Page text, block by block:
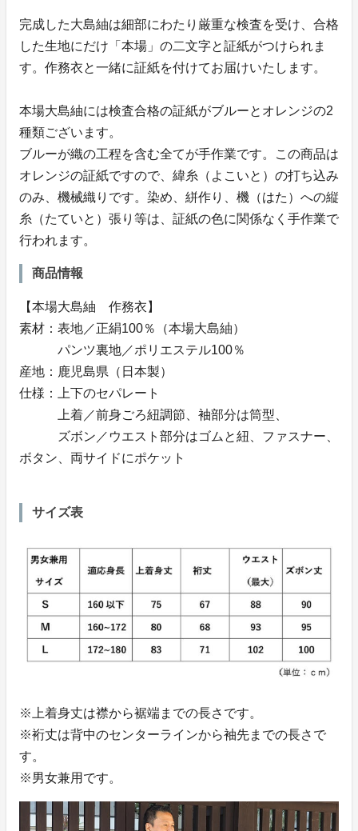
完成した大島紬は細部にわたり厳重な検査を受け、合格
した生地にだけ「本場」の二文字と証紙がつけられま
す。作務衣と一緒に証紙を付けてお届けいたします。
本場大島紬には検査合格の証紙がブルーとオレンジの2
種類ございます。
ブルーが織の工程を含む全てが手作業です。この商品は
オレンジの証紙ですので、緯糸（よこいと）の打ち込み
のみ、機械織りです。染め、絣作り、機（はた）への縦
糸（たていと）張り等は、証紙の色に関係なく手作業で
行われます。
商品情報
【本場大島紬 作務衣】
素材：表地／正絹100％（本場大島紬）
パンツ裏地／ポリエステル100％
産地：鹿児島県（日本製）
仕様：上下のセパレート
上着／前身ごろ紐調節、袖部分は筒型、
ズボン／ウエスト部分はゴムと紐、ファスナー、
ボタン、両サイドにポケット
サイズ表
※上着身丈は襟から裾端までの長さです。
※裄丈は背中のセンターラインから袖先までの長さで
す。
※男女兼用です。